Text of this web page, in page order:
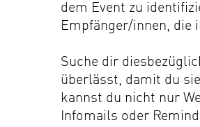
dem Event zu
Empfänger/innen, die
Suche dir
überlässt, damit du
kannst du nicht nur
Infomails oder